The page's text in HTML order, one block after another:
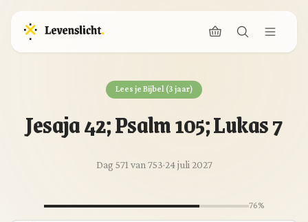
Lees je Bijbel (3 jaar)
Jesaja 42; Psalm 105; Lukas 7
Dag 571 van 753·24 juli 2027
76%